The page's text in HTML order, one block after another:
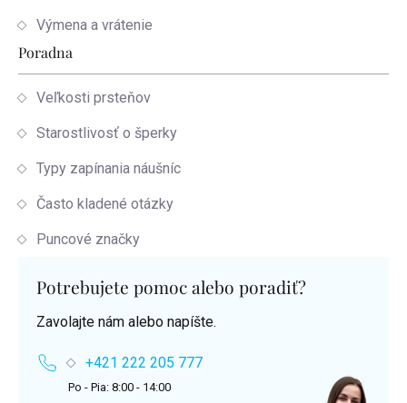
Výmena a vrátenie
Poradna
Veľkosti prsteňov
Starostlivosť o šperky
Typy zapínania náušníc
Často kladené otázky
Puncové značky
Potrebujete pomoc alebo poradiť?
Zavolajte nám alebo napíšte.
+421 222 205 777
Po - Pia: 8:00 - 14:00